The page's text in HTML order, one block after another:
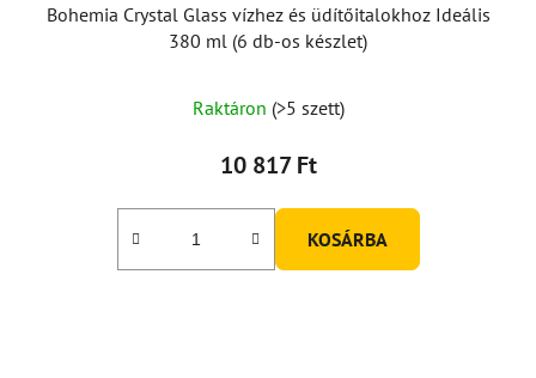
Bohemia Crystal Glass vízhez és üdítőitalokhoz Ideális
380 ml (6 db-os készlet)
Raktáron (>5 szett)
10 817 Ft
KOSÁRBA